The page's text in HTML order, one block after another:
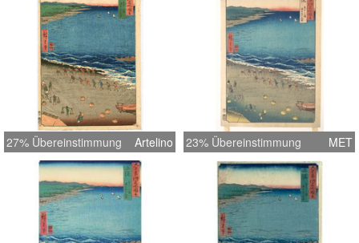
27% Übereinstimmung Artelino 23% Übereinstimmung MET